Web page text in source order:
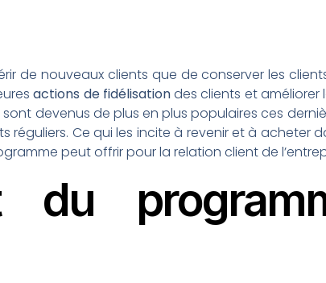
de nouveaux clients que de conserver les
actions de fidélisationdes clients et améliorer
sont devenus de plus en plus populaires ces
réguliers. Ce qui les incite à revenir et à acheter
peut offrir pour la relation client de
du